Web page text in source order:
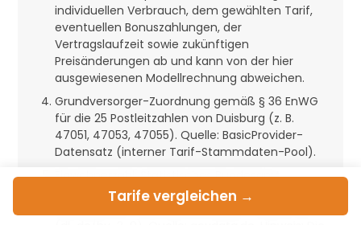
individuellen Verbrauch, dem gewählten Tarif,
eventuellen Bonuszahlungen, der
Vertragslaufzeit sowie zukünftigen
Preisänderungen ab und kann von der hier
ausgewiesenen Modellrechnung abweichen.
Grundversorger-Zuordnung gemäß § 36 EnWG
für die 25 Postleitzahlen von Duisburg (z. B.
47051, 47053, 47055). Quelle: BasicProvider-
Datensatz (interner Tarif-Stammdaten-Pool).
Einwohnerzahl: Statistisches Bundesamt
(Destatis), Zensus 2022. Datenlizenz
Deutschland – Namensnennung – Version 2.0
Tarifevergleichen →